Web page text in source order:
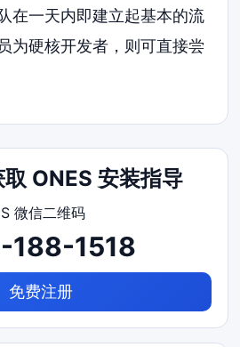
在一天内即建立起基本的流
为硬核开发者，则可直接尝
ONES 安装指导
188-1518
免费注册